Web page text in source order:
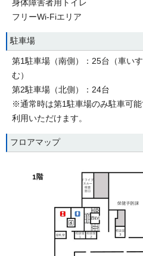
身体障害者用トイレ
フリーWi-Fiエリア
駐車場
第1駐車場（南側）：25台（車い
む）
第2駐車場（北側）：24台
※通常時は第1駐車場のみ駐車可
利用いただけます。
フロアマップ